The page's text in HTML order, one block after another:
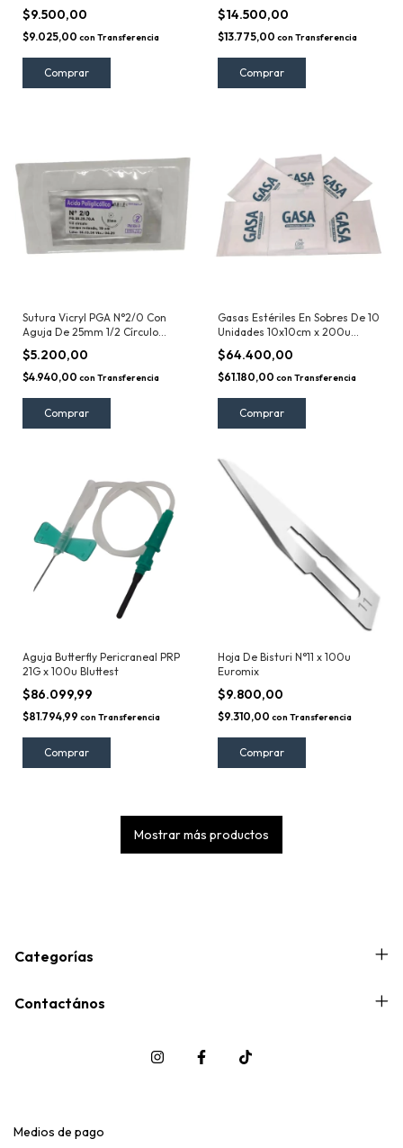
$9.500,00
$9.025,00 con Transferencia
$14.500,00
$13.775,00 con Transferencia
Sutura Vicryl PGA N°2/0 Con
Aguja De 25mm 1/2 Círculo
Redondo Con Hebra De 70cm
Able
$5.200,00
$4.940,00 con Transferencia
Gasas Estériles En Sobres De 10
Unidades 10x10cm x 200u
Ceade
$64.400,00
$61.180,00 con Transferencia
Aguja Butterfly Pericraneal PRP
21G x 100u Bluttest
$86.099,99
$81.794,99 con Transferencia
Hoja De Bisturi N°11 x 100u
Euromix
$9.800,00
$9.310,00 con Transferencia
Mostrar más productos
Categorías
Contactános
Medios de pago